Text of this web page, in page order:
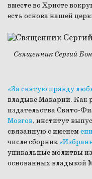
вместе во Христе
есть основа нашей
Священник Сергий
«За святую правду
владыке Макарии. Как
издательства Свято-
Мозгов, институт
связанную с именем
числе сборник
уникальные молитвы
основанных владыкой